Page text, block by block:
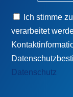
Ich stimme
verarbeitet
Datenschutz